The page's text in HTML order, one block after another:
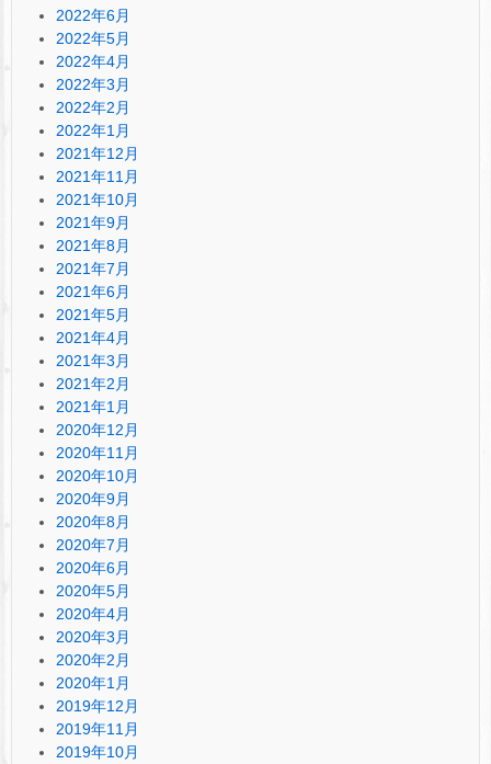
2022年6月
2022年5月
2022年4月
2022年3月
2022年2月
2022年1月
2021年12月
2021年11月
2021年10月
2021年9月
2021年8月
2021年7月
2021年6月
2021年5月
2021年4月
2021年3月
2021年2月
2021年1月
2020年12月
2020年11月
2020年10月
2020年9月
2020年8月
2020年7月
2020年6月
2020年5月
2020年4月
2020年3月
2020年2月
2020年1月
2019年12月
2019年11月
2019年10月